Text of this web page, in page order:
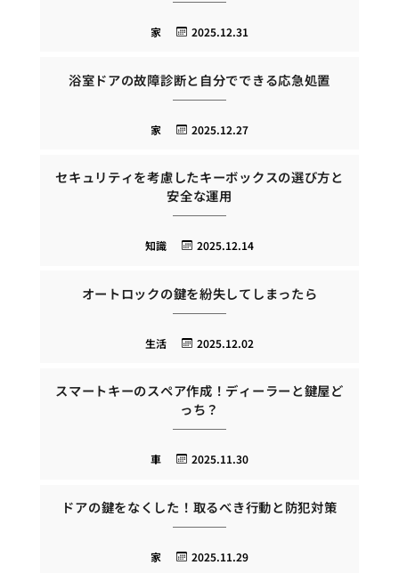
2025.12.31
家
浴室ドアの故障診断と自分でできる応急処置
2025.12.27
家
セキュリティを考慮したキーボックスの選び方と
安全な運用
2025.12.14
知識
オートロックの鍵を紛失してしまったら
2025.12.02
生活
スマートキーのスペア作成！ディーラーと鍵屋ど
っち？
2025.11.30
車
ドアの鍵をなくした！取るべき行動と防犯対策
2025.11.29
家